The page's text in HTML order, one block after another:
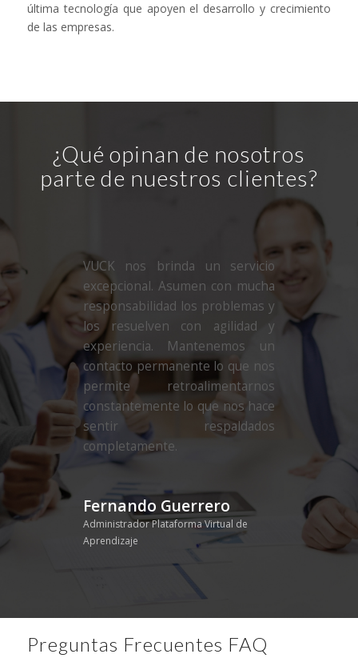
última tecnología que apoyen el desarrollo y crecimiento
de las empresas.
¿Qué opinan de nosotros
parte de nuestros clientes?
VUCK nos brinda un servicio
excepcional. Asumen con mucha
responsabilidad los problemas y
los resuelven con agilidad y
experiencia. Mantenemos un
contacto permanente lo que nos
permite retroalimentarnos
constantemente lo que nos hace
sentir respaldados
completamente.
Fernando Guerrero
Administrador Plataforma Virtual de
Aprendizaje
Preguntas Frecuentes FAQ